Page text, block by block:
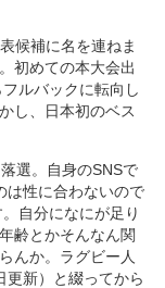
候補に名を連ねま
初めての本大会出
ルバックに転向し
し、日本初のベス
選。自身のSNSで
は性に合わないので
自分になにが足り
齢とかそんなん関
んか。ラグビー人
新）と綴ってから